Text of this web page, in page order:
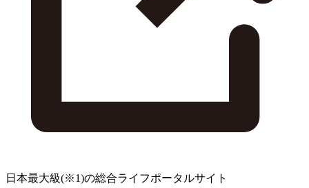
日本最大級(※1)の総合ライフポータルサイト